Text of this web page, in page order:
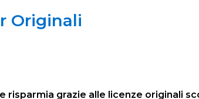
Originali
grazie alle licenze originali